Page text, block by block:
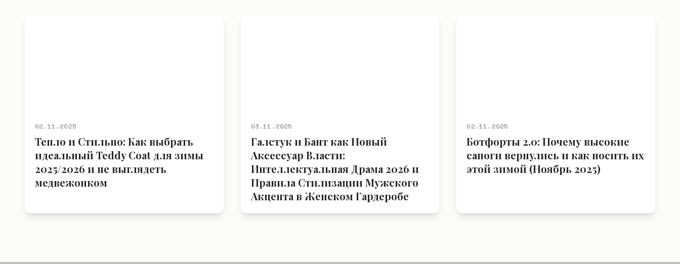
02.11.2025
Тепло и Стильно: Как выбрать
идеальный Teddy Coat для зимы
2025/2026 и не выглядеть
медвежонком
03.11.2025
Галстук и Бант как Новый
Аксессуар Власти:
Интеллектуальная Драма 2026 и
Правила Стилизации Мужского
Акцента в Женском Гардеробе
02.11.2025
Ботфорты 2.0: Почему высокие
сапоги вернулись и как носить их
этой зимой (Ноябрь 2025)